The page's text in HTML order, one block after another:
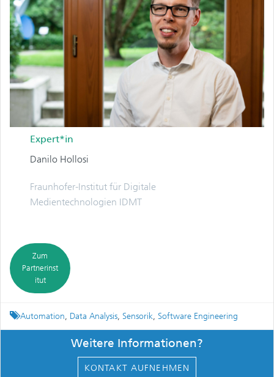
Expert*in
Danilo Hollosi
Fraunhofer-Institut für Digitale
Medientechnologien IDMT
Zum
Partnerinst
itut
Tagged
Automation, Data Analysis, Sensorik, Software Engineering
Weitere Informationen?
KONTAKT AUFNEHMEN